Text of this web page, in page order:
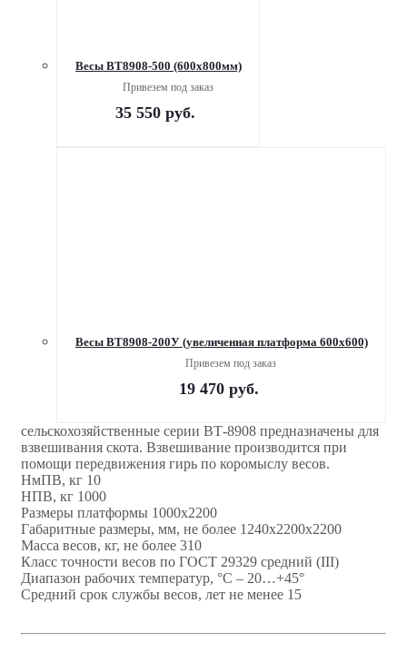
Весы ВТ8908-500 (600х800мм)
Привезем под заказ
35 550 руб.
Весы ВТ8908-200У (увеличенная платформа 600х600)
Привезем под заказ
19 470руб.
сельскохозяйственные серии ВТ-8908 предназначены для
взвешивания скота. Взвешивание производится при
помощи передвижения гирь по коромыслу весов.
НмПВ, кг 10
НПВ, кг 1000
Размеры платформы 1000х2200
Габаритные размеры, мм, не более 1240х2200х2200
Масса весов, кг, не более 310
Класс точности весов по ГОСТ 29329 средний (III)
Диапазон рабочих температур, °С – 20…+45°
Средний срок службы весов, лет не менее 15